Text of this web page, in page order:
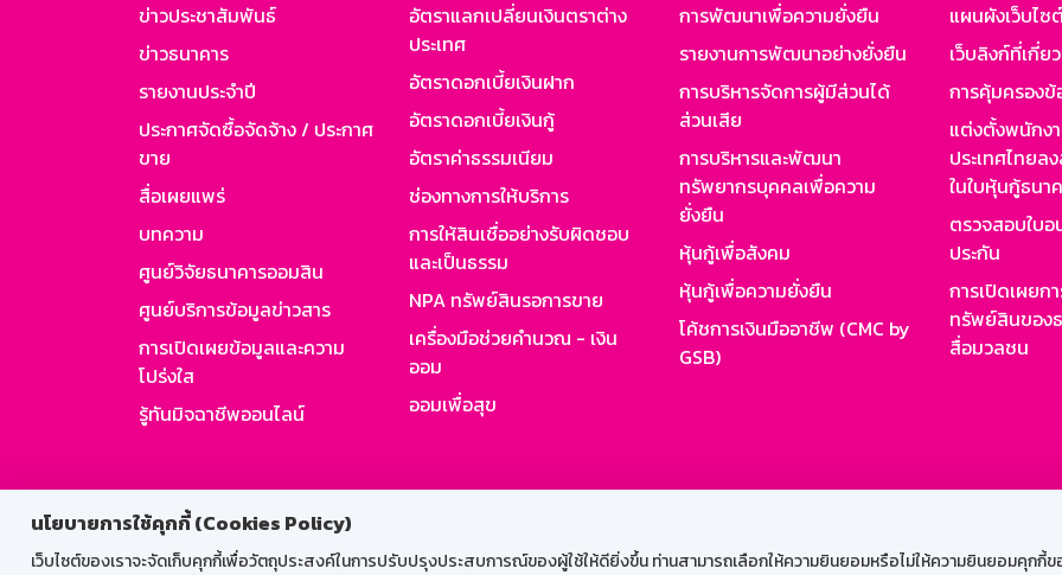
นโยบายการใช้คุกกี้ (Cookies Policy)
เว็บไซต์ของเราจะจัดเก็บคุกกี้เพื่อวัตถุประสงค์ในการปรับปรุงประสบการณ์ของผู้ใช้ให้ดียิ่งขึ้น ท่านสามารถเลือกให้ความยินยอมหรือไม่ให้ความยินยอมคุกกี้ข
ข่าวประชาสัมพันธ์
ข่าวธนาคาร
รายงานประจำปี
ประกาศจัดซื้อจัดจ้าง / ประกาศ
ขาย
สื่อเผยแพร่
บทความ
ศูนย์วิจัยธนาคารออมสิน
ศูนย์บริการข้อมูลข่าวสาร
การเปิดเผยข้อมูลและความ
โปร่งใส
รู้ทันมิจฉาชีพออนไลน์
อัตราแลกเปลี่ยนเงินตราต่าง
ประเทศ
อัตราดอกเบี้ยเงินฝาก
อัตราดอกเบี้ยเงินกู้
อัตราค่าธรรมเนียม
ช่องทางการให้บริการ
การให้สินเชื่ออย่างรับผิดชอบ
และเป็นธรรม
NPA ทรัพย์สินรอการขาย
เครื่องมือช่วยคำนวณ - เงิน
ออม
ออมเพื่อสุข
การพัฒนาเพื่อความยั่งยืน
รายงานการพัฒนาอย่างยั่งยืน
การบริหารจัดการผู้มีส่วนได้
ส่วนเสีย
การบริหารและพัฒนา
ทรัพยากรบุคคลเพื่อความ
ยั่งยืน
หุ้นกู้เพื่อสังคม
หุ้นกู้เพื่อความยั่งยืน
โค้ชการเงินมืออาชีพ (CMC by
GSB)
แผนผังเว็บไซ
เว็บลิงก์ที่เกี่ย
การคุ้มครอง
แต่งตั้งพนักง
ประเทศไทยล
ในใบหุ้นกู้ธนา
ตรวจสอบใบ
ประกัน
การเปิดเผยก
ทรัพย์สินของ
สื่อมวลชน